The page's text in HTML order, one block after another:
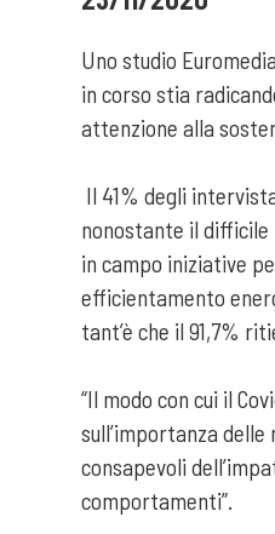
Uno studio
in corso stia
attenzione alla
Il 41% degli
nonostante il difficile
in campo iniziative
efficientamento
tant’è che il 91,7%
“Il modo con cui il
sull’importanza
consapevoli
comportamenti”.